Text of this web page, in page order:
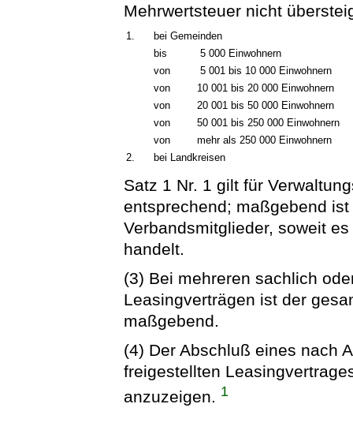
Mehrwertsteuer nicht
1.
bei Gemeinden
bis
5 000 Einwohnern
von
5 001 bis 10 000 Einwohnern
von
10 001 bis 20 000 Einwohnern
von
20 001 bis 50 000 Einwohnern
von
50 001 bis 250 000 Einwohnern
von
mehr als 250 000 Einwohnern
2.
bei Landkreisen
Satz 1 Nr. 1 gilt für
entsprechend; maßgebend
Verbandsmitglieder, soweit
handelt.
(3) Bei mehreren sachlich
Leasingverträgen ist der
maßgebend.
(4) Der Abschluß eines nach
freigestellten
anzuzeigen. 1